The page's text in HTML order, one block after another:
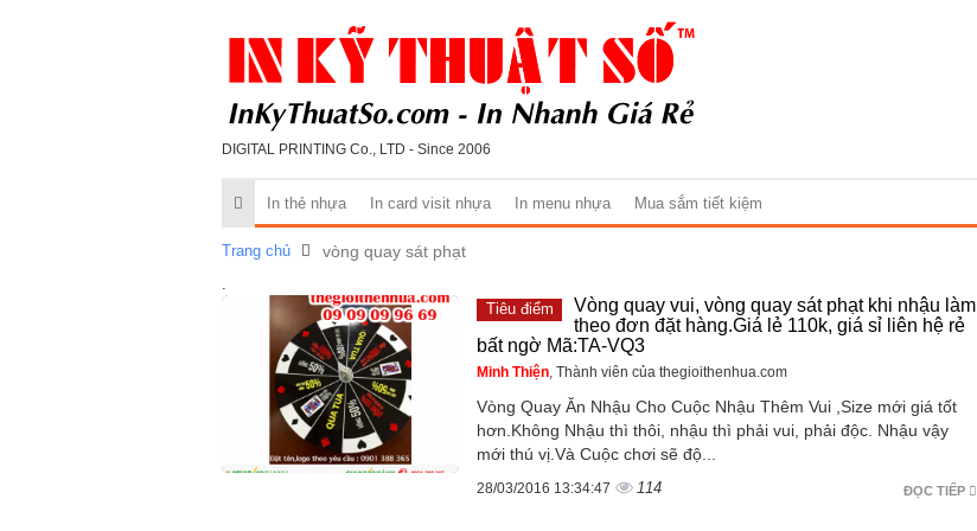
DIGITAL PRINTING Co., LTD - Since 2006
In thẻ nhựa In card visit nhựa In menu nhựa Mua sắm tiết kiệm
Trang chủ vòng quay sát phạt
Tiêu điểm
Vòng quay vui, vòng quay sát phạt khi nhậu làm
theo đơn đặt hàng.Giá lẻ 110k, giá sỉ liên hệ rẻ
bất ngờ Mã:TA-VQ3
Minh Thiện , Thành viên của thegioithenhua.com
Vòng Quay Ăn Nhậu Cho Cuộc Nhậu Thêm Vui ,Size mới giá tốt
hơn.Không Nhậu thì thôi, nhậu thì phải vui, phải độc. Nhậu vậy
mới thú vị.Và Cuộc chơi sẽ độ...
ĐỌC TIẾP
28/03/2016 13:34:47 114